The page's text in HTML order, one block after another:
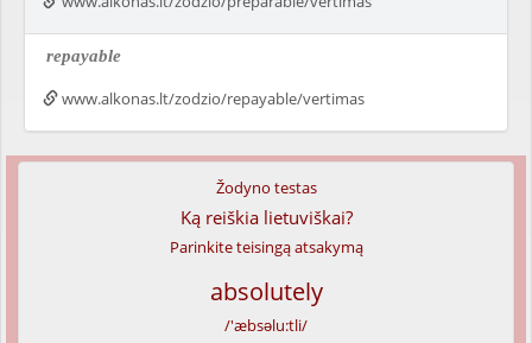
repayable
www.alkonas.lt/zodzio/repayable/vertimas
Žodyno testas
Ką reiškia lietuviškai?
Parinkite teisingą atsakymą
absolutely
/'æbsəlu:tli/